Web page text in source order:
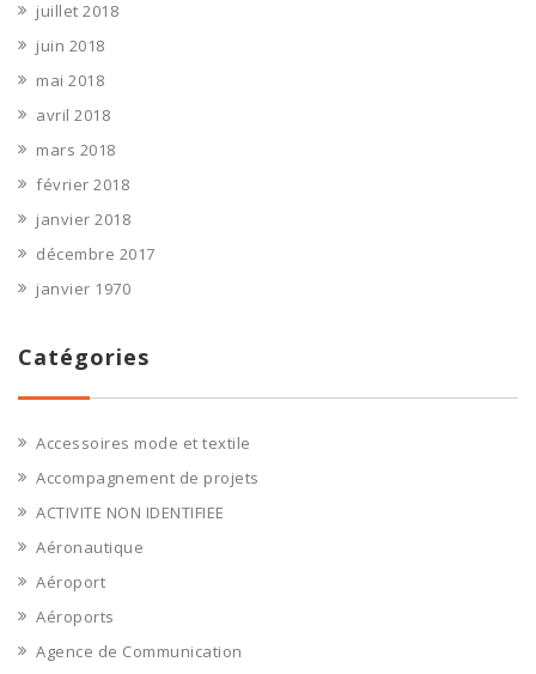
juillet 2018
juin 2018
mai 2018
avril 2018
mars 2018
février 2018
janvier 2018
décembre 2017
janvier 1970
Catégories
Accessoires mode et textile
Accompagnement de projets
ACTIVITE NON IDENTIFIEE
Aéronautique
Aéroport
Aéroports
Agence de Communication